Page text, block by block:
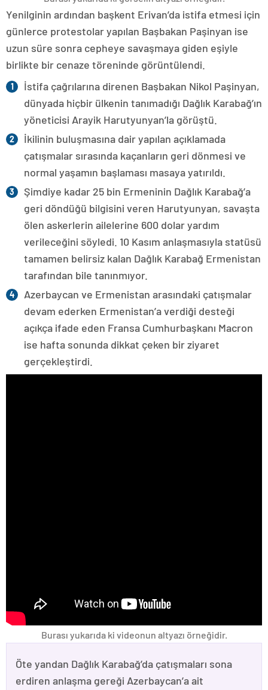
Yenilginin ardından başkent Erivan’da istifa etmesi için
günlerce protestolar yapılan Başbakan Paşinyan ise
uzun süre sonra cepheye savaşmaya giden eşiyle
birlikte bir cenaze töreninde görüntülendi.
İstifa çağrılarına direnen Başbakan Nikol Paşinyan,
dünyada hiçbir ülkenin tanımadığı Dağlık Karabağ’ın
yöneticisi Arayik Harutyunyan’la görüştü.
İkilinin buluşmasına dair yapılan açıklamada
çatışmalar sırasında kaçanların geri dönmesi ve
normal yaşamın başlaması masaya yatırıldı.
Şimdiye kadar 25 bin Ermeninin Dağlık Karabağ’a
geri döndüğü bilgisini veren Harutyunyan, savaşta
ölen askerlerin ailelerine 600 dolar yardım
verileceğini söyledi. 10 Kasım anlaşmasıyla statüsü
tamamen belirsiz kalan Dağlık Karabağ Ermenistan
tarafından bile tanınmıyor.
Azerbaycan ve Ermenistan arasındaki çatışmalar
devam ederken Ermenistan’a verdiği desteği
açıkça ifade eden Fransa Cumhurbaşkanı Macron
ise hafta sonunda dikkat çeken bir ziyaret
gerçekleştirdi.
Burası yukarıda ki videonun altyazı örneğidir.
Öte yandan Dağlık Karabağ’da çatışmaları sona
erdiren anlaşma gereği Azerbaycan’a ait